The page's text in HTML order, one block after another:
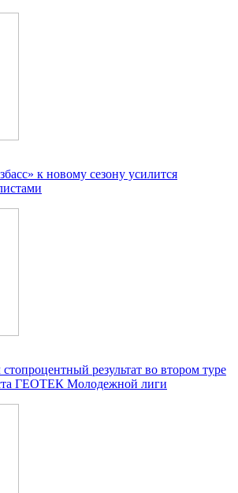
к новому сезону усилится
стопроцентный результат во втором туре
ГЕОТЕК Молодежной лиги